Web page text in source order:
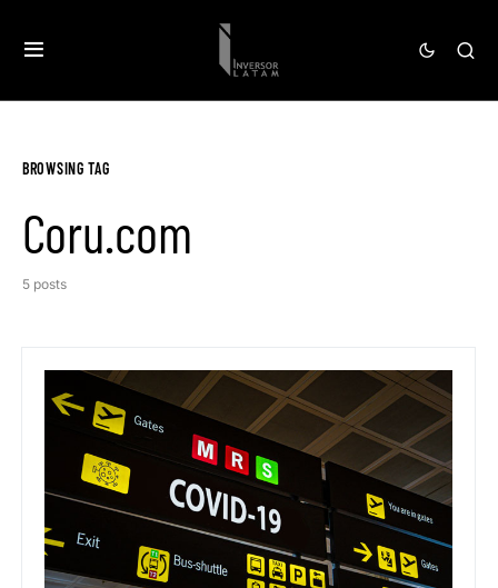
BROWSING TAG
Coru.com
5 posts